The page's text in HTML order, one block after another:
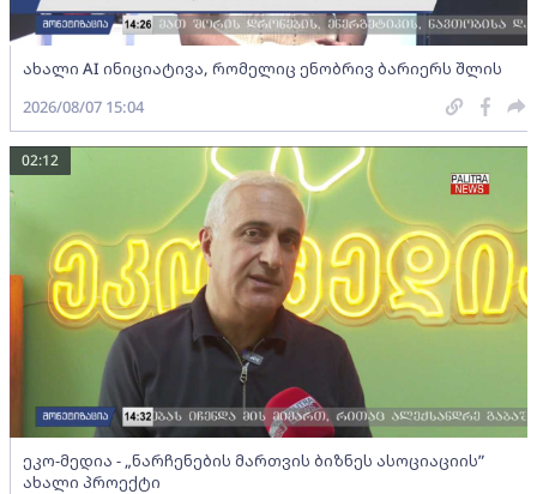
ახალი AI ინიციატივა, რომელიც ენობრივ ბარიერს შლის
2026/08/07 15:04
ეკო-მედია - „ნარჩენების მართვის ბიზნეს ასოციაციის”
ახალი პროექტი
02:12